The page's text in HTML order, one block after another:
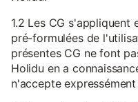
1.2 Les CG
pré-formulées de
présentes CG ne font
Holidu en a
n'accepte